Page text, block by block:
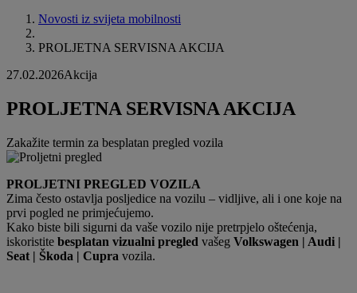
Novosti iz svijeta mobilnosti
PROLJETNA SERVISNA AKCIJA
27.02.2026Akcija
PROLJETNA SERVISNA AKCIJA
Zakažite termin za besplatan pregled vozila
PROLJETNI PREGLED VOZILA
Zima često ostavlja posljedice na vozilu – vidljive, ali i one koje na
prvi pogled ne primjećujemo.
Kako biste bili sigurni da vaše vozilo nije pretrpjelo oštećenja,
iskoristite besplatan vizualni pregled vašeg Volkswagen | Audi |
Seat | Škoda | Cupra vozila.